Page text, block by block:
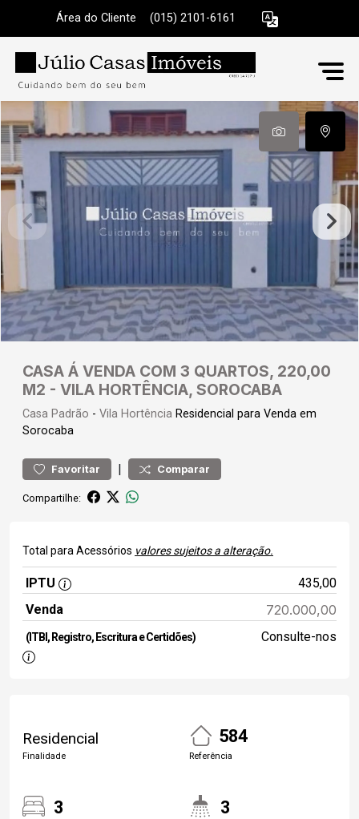
Área do Cliente (015) 2101-6161
CASA Á VENDA COM 3 QUARTOS, 220,00
M2 - VILA HORTÊNCIA, SOROCABA
Casa Padrão - Vila Hortência Residencial para Venda em
Sorocaba
Favoritar | Comparar
Compartilhe:
Total para Acessórios valores sujeitos a alteração.
IPTU
435,00
Venda
720.000,00
(ITBI, Registro, Escritura e Certidões) Consulte-nos
Residencial
Finalidade
584
Referência
3 3